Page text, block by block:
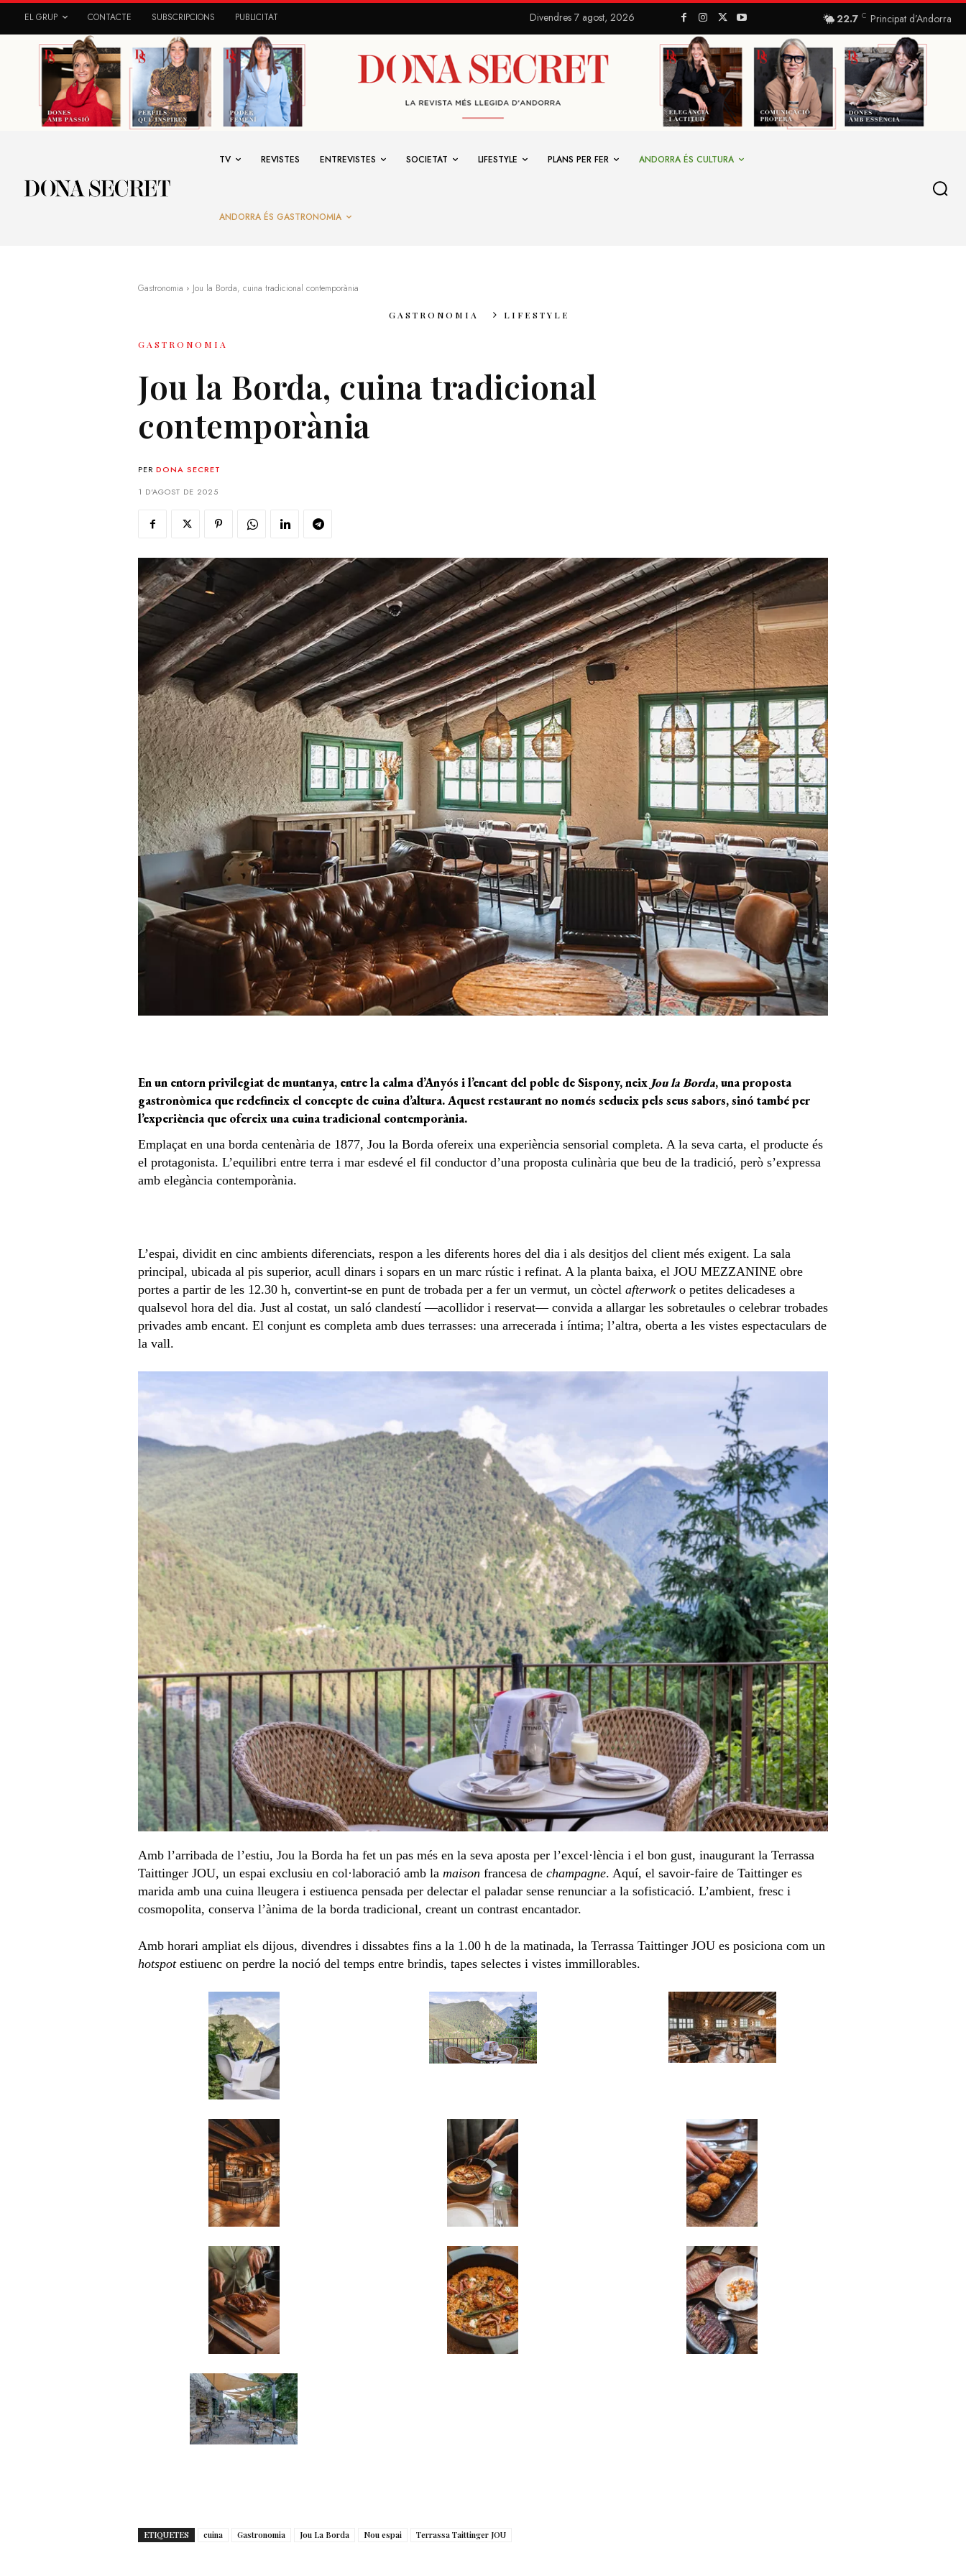
EL GRUP CONTACTE SUBSCRIPCIONS PUBLICITAT Divendres 7 agost, 2026 22.7 C Principat d’Andorra
TV REVISTES ENTREVISTES SOCIETAT LIFESTYLE PLANS PER FER ANDORRA ÉS CULTURA
ANDORRA ÉS GASTRONOMIA
Gastronomia Jou la Borda, cuina tradicional contemporània
GASTRONOMIA LIFESTYLE
GASTRONOMIA
Jou la Borda, cuina tradicional
contemporània
PER DONA SECRET
1 D'AGOST DE 2025
En un entorn privilegiat de muntanya, entre la calma d’Anyós i l’encant del poble de Sispony, neix Jou la Borda, una proposta
gastronòmica que redefineix el concepte de cuina d’altura. Aquest restaurant no només sedueix pels seus sabors, sinó també per
l’experiència que ofereix una cuina tradicional contemporània.
Emplaçat en una borda centenària de 1877, Jou la Borda ofereix una experiència sensorial completa. A la seva carta, el producte és
el protagonista. L’equilibri entre terra i mar esdevé el fil conductor d’una proposta culinària que beu de la tradició, però s’expressa
amb elegància contemporània.
L’espai, dividit en cinc ambients diferenciats, respon a les diferents hores del dia i als desitjos del client més exigent. La sala
principal, ubicada al pis superior, acull dinars i sopars en un marc rústic i refinat. A la planta baixa, el JOU MEZZANINE obre
portes a partir de les 12.30 h, convertint-se en punt de trobada per a fer un vermut, un còctel afterwork o petites delicadeses a
qualsevol hora del dia. Just al costat, un saló clandestí —acollidor i reservat— convida a allargar les sobretaules o celebrar trobades
privades amb encant. El conjunt es completa amb dues terrasses: una arrecerada i íntima; l’altra, oberta a les vistes espectaculars de
la vall.
Amb l’arribada de l’estiu, Jou la Borda ha fet un pas més en la seva aposta per l’excel·lència i el bon gust, inaugurant la Terrassa
Taittinger JOU, un espai exclusiu en col·laboració amb la maison francesa de champagne. Aquí, el savoir-faire de Taittinger es
marida amb una cuina lleugera i estiuenca pensada per delectar el paladar sense renunciar a la sofisticació. L’ambient, fresc i
cosmopolita, conserva l’ànima de la borda tradicional, creant un contrast encantador.
Amb horari ampliat els dijous, divendres i dissabtes fins a la 1.00 h de la matinada, la Terrassa Taittinger JOU es posiciona com un
hotspot estiuenc on perdre la noció del temps entre brindis, tapes selectes i vistes immillorables.
ETIQUETES cuina Gastronomia Jou La Borda Nou espai Terrassa Taittinger JOU